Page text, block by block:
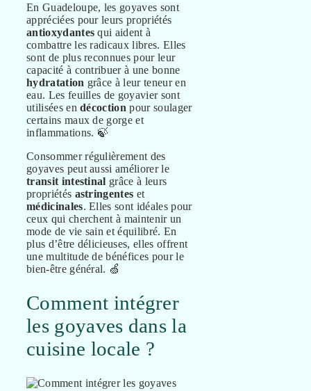
En Guadeloupe, les goyaves sont
appréciées pour leurs propriétés
antioxydantes qui aident à
combattre les radicaux libres. Elles
sont de plus reconnues pour leur
capacité à contribuer à une bonne
hydratation grâce à leur teneur en
eau. Les feuilles de goyavier sont
utilisées endécoction pour soulager
certains maux de gorge et
inflammations. 🍃
Consommer régulièrement des
goyaves peut aussi améliorer le
transit intestinal grâce à leurs
propriétés astringentes et
médicinales. Elles sont idéales pour
ceux qui cherchent à maintenir un
mode de vie sain et équilibré. En
plus d’être délicieuses, elles offrent
une multitude de bénéfices pour le
bien-être général. 🍏
Comment intégrer
les goyaves dans la
cuisine locale ?